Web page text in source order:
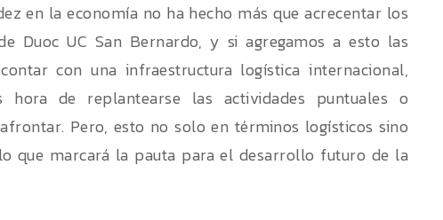
en la economía no ha hecho más que acrecentar los
Duoc UC San Bernardo, y si agregamos a esto las
con una infraestructura logística internacional,
hora de replantearse las actividades puntuales o
Pero, esto no solo en términos logísticos sino
que marcará la pauta para el desarrollo futuro de la